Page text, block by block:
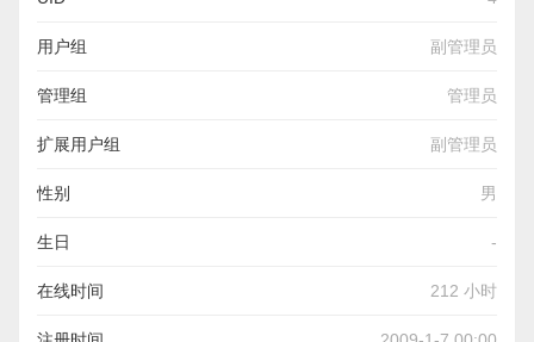
用户组 副管理员
管理组 管理员
扩展用户组 副管理员
性别 男
生日 -
在线时间 212 小时